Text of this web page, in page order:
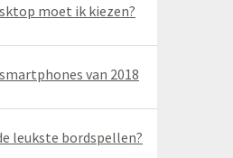
moet ik kiezen?
van 2018
leukste bordspellen?